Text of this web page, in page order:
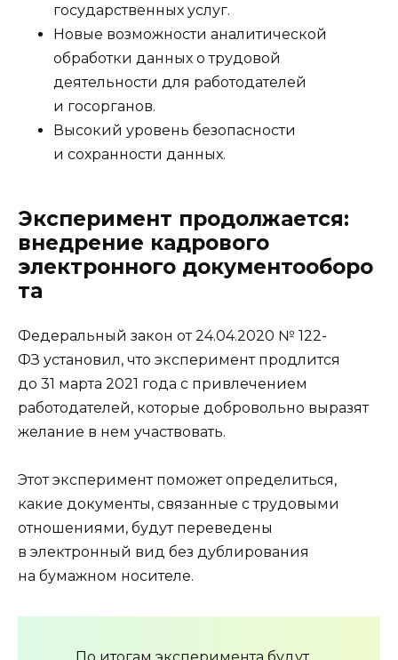
государственных услуг.
Новые возможности аналитической
обработки данных о трудовой
деятельности для работодателей
и госорганов.
Высокий уровень безопасности
и сохранности данных.
Эксперимент продолжается:
внедрение кадрового
электронного документооборо
та
Федеральный закон от 24.04.2020 № 122-
ФЗ установил, что эксперимент продлится
до 31 марта 2021 года с привлечением
работодателей, которые добровольно выразят
желание в нем участвовать.
Этот эксперимент поможет определиться,
какие документы, связанные с трудовыми
отношениями, будут переведены
в электронный вид без дублирования
на бумажном носителе.